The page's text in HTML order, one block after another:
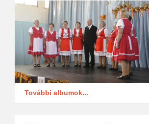
További albumok...